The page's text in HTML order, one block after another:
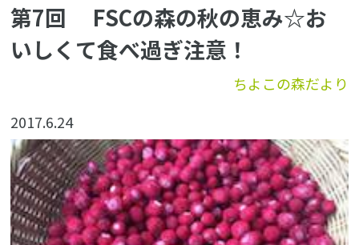
ちよこの森だより
第7回 FSCの森の秋の恵み☆お
いしくて食べ過ぎ注意！
2017.6.24